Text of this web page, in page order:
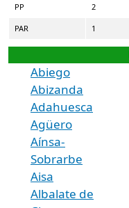
PP 2
PAR 1
Abiego
Abizanda
Adahuesca
Agüero
Aínsa-
Sobrarbe
Aisa
Albalate de